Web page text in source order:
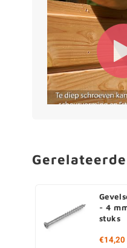
- 4
stuks
€14,20